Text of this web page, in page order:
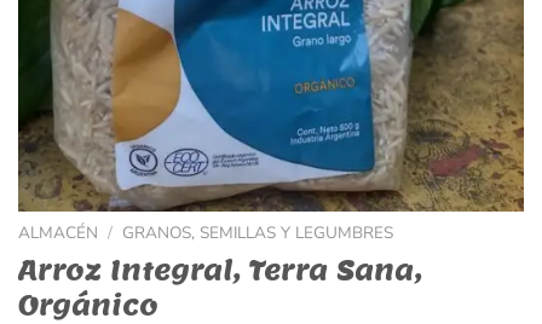
ALMACÉN / GRANOS, SEMILLAS Y LEGUMBRES
Arroz Integral, Terra Sana,
Orgánico